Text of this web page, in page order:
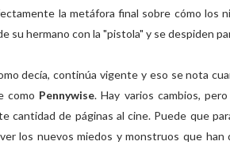
la metáfora final sobre cómo los
su hermano con la "pistola" y se despiden
decía, continúa vigente y eso se nota
como Pennywise. Hay varios cambios,
cantidad de páginas al cine. Puede que
los nuevos miedos y monstruos que han